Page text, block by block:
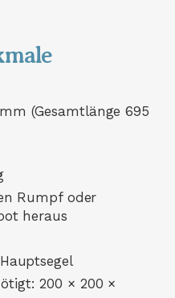
(Gesamtlänge 695
Rumpf oder
heraus
200 × 200 ×